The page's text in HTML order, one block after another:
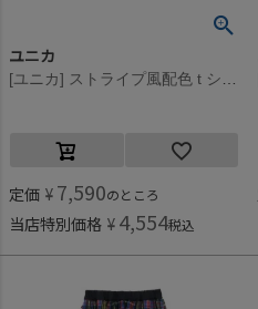
ユニカ
定価 ¥ 7,590のところ
当店特別価格 ¥ 4,554税込